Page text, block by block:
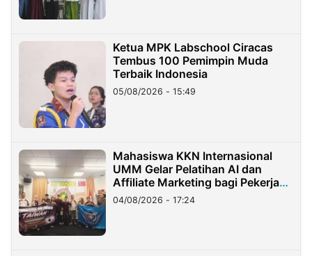
Ketua MPK Labschool Ciracas
Tembus 100 Pemimpin Muda
Terbaik Indonesia
05/08/2026 - 15:49
Mahasiswa KKN Internasional
UMM Gelar Pelatihan AI dan
Affiliate Marketing bagi Pekerja
Migran Indonesia di Taiwan
04/08/2026 - 17:24